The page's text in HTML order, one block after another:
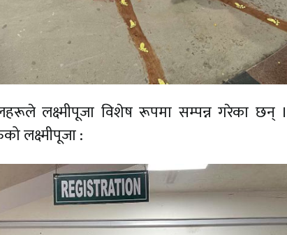
लक्ष्मीपूजा विशेष रूपमा सम्पन्न गरेका छन् ।
लक्ष्मीपूजा :